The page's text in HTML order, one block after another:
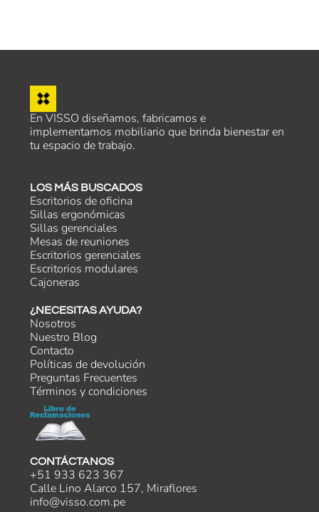
En VISSO diseñamos, fabricamos e
implementamos mobiliario que brinda bienestar en
tu espacio de trabajo.
LOS MÁS BUSCADOS
Escritorios de oficina
Sillas ergonómicas
Sillas gerenciales
Mesas de reuniones
Escritorios gerenciales
Escritorios modulares
Cajoneras
¿NECESITAS AYUDA?
Nosotros
Nuestro Blog
Contacto
Políticas de devolución
Preguntas Frecuentes
Términos y condiciones
CONTÁCTANOS
+51 933 623 367
Calle Lino Alarco 157, Miraflores
info@visso.com.pe